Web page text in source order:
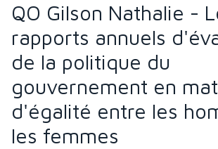
QO Gilson Nathalie -
rapports annuels
de la politique du
gouvernement en
d'égalité entre les
les femmes